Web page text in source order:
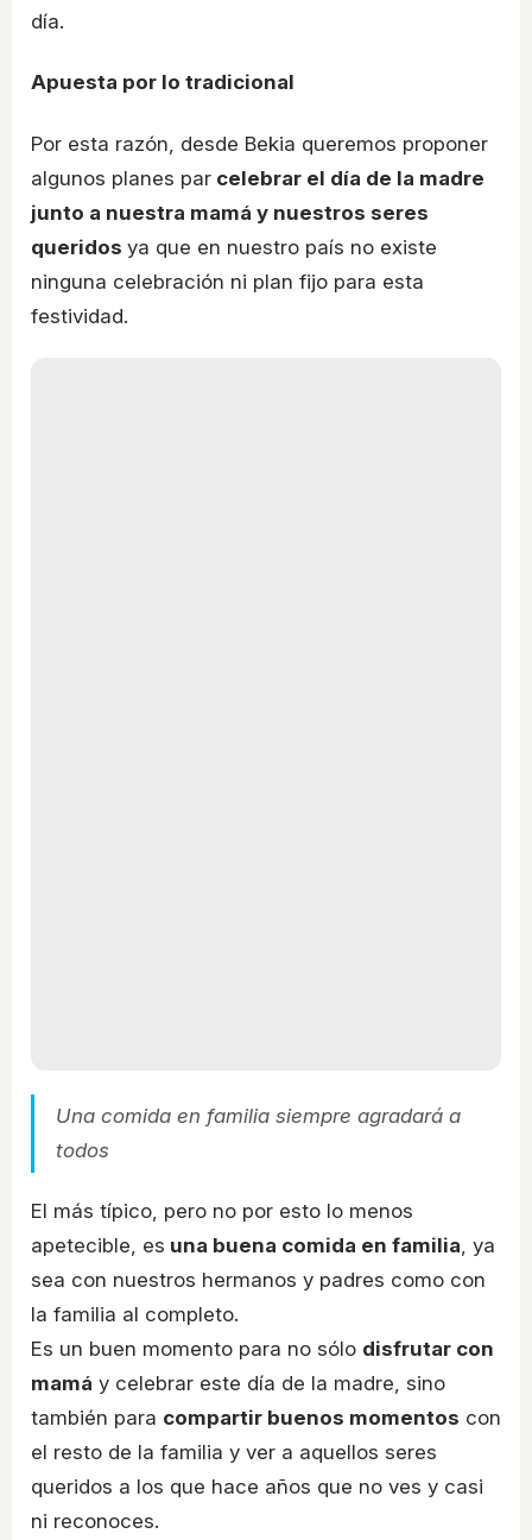
día.
Apuesta por lo tradicional
Por esta razón, desde Bekia queremos proponer
algunos planes par celebrar el día de la madre
junto a nuestra mamá y nuestros seres
queridos ya que en nuestro país no existe
ninguna celebración ni plan fijo para esta
festividad.
Una comida en familia siempre agradará a
todos
El más típico, pero no por esto lo menos
apetecible, es una buena comida en familia , ya
sea con nuestros hermanos y padres como con
la familia al completo.
Es un buen momento para no sólo disfrutar con
mamá y celebrar este día de la madre, sino
también para compartir buenos momentos con
el resto de la familia y ver a aquellos seres
queridos a los que hace años que no ves y casi
ni reconoces.